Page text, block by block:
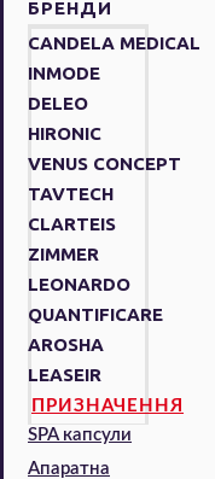
БРЕНДИ
CANDELA MEDICAL
INMODE
DELEO
HIRONIC
VENUS CONCEPT
TAVTECH
CLARTEIS
ZIMMER
LEONARDO
QUANTIFICARE
AROSHA
LEASEIR
ПРИЗНАЧЕННЯ
SPA капсули
Апаратна